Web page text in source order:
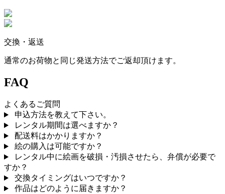
交換・返送
通常のお荷物と同じ発送方法でご返却頂けます。
FAQ
よくあるご質問
申込方法を教えて下さい。
レンタル期間は選べますか？
配送料はかかりますか？
絵の購入は可能ですか？
レンタル中に絵画を破損・汚損させたら、弁償が必要で
すか？
交換タイミングはいつですか？
作品はどのように届きますか？